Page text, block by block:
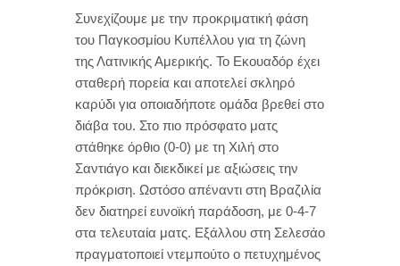
Συνεχίζουμε με την προκριματική φάση
του Παγκοσμίου Κυπέλλου για τη ζώνη
της Λατινικής Αμερικής. Το Εκουαδόρ έχει
σταθερή πορεία και αποτελεί σκληρό
καρύδι για οποιαδήποτε ομάδα βρεθεί στο
διάβα του. Στο πιο πρόσφατο ματς
στάθηκε όρθιο (0-0) με τη Χιλή στο
Σαντιάγο και διεκδικεί με αξιώσεις την
πρόκριση. Ωστόσο απέναντι στη Βραζιλία
δεν διατηρεί ευνοϊκή παράδοση, με 0-4-7
στα τελευταία ματς. Εξάλλου στη Σελεσάο
πραγματοποιεί ντεμπούτο ο πετυχημένος